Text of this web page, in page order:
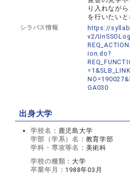
り入れなが
を行いたいと
シラバス情報
https://
v2/
ion.do?
GA030
出身大学
学校名： 鹿児島大学
学部（学系）名： 教育学部
学科・専攻等名： 美術科
学校の種類： 大学
卒業年月： 1988年03月